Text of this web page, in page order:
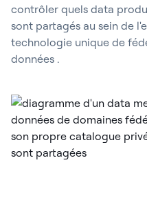
contrôler quels data
sont partagés au sein de
technologie unique de
données .